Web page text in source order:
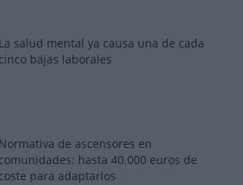
La salud mental ya causa una de cada
cinco bajas laborales
Normativa de ascensores en
comunidades: hasta 40.000 euros de
coste para adaptarlos